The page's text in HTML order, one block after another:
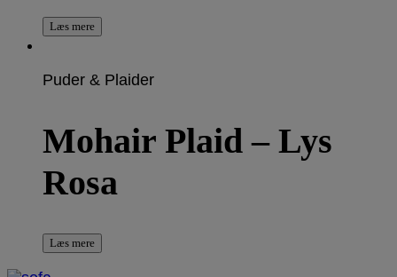
Læs mere
Puder & Plaider
Mohair Plaid – Lys
Rosa
Læs mere